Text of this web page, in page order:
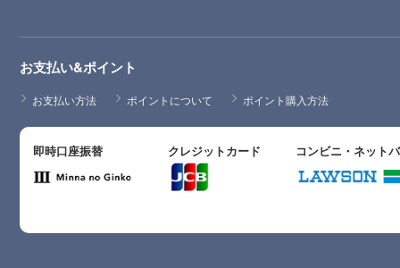
お支払い&ポイント
お支払い方法 ポイントについて ポイント購入方法
即時口座振替 クレジットカード コンビニ・ネット